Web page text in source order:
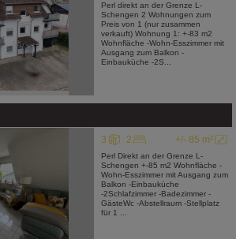
Perl direkt an der Grenze L-
Schengen 2 Wohnungen zum
Preis von 1 (nur zusammen
verkauft) Wohnung 1: +-83 m2
Wohnfläche -Wohn-Esszimmer mit
Ausgang zum Balkon -
Einbauküche -2S...
+/- 85 m²
3 2
Perl Direkt an der Grenze L-
Schengen +-85 m2 Wohnfläche -
Wohn-Esszimmer mit Ausgang zum
Balkon -Einbauküche
-2Schlafzimmer -Badezimmer -
GästeWc -Abstellraum -Stellplatz
für 1 ...